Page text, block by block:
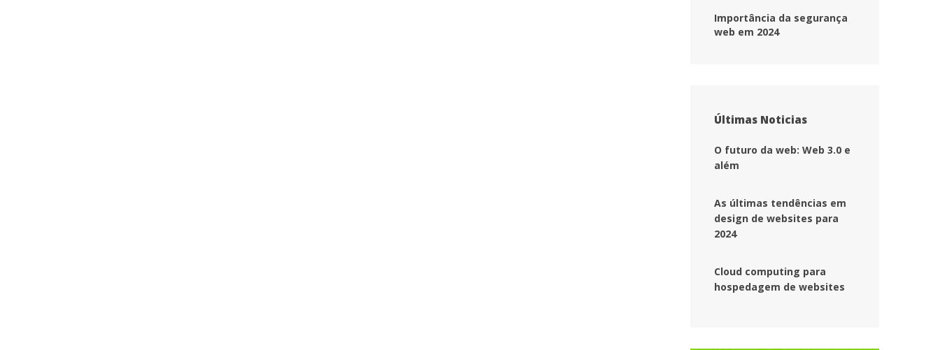
Importância da segurança
web em 2024
Últimas Noticia
O futuro da web: Web 3.0 e
além
As últimas tendências em
design de websites para
2024
Cloud computing para
hospedagem de website